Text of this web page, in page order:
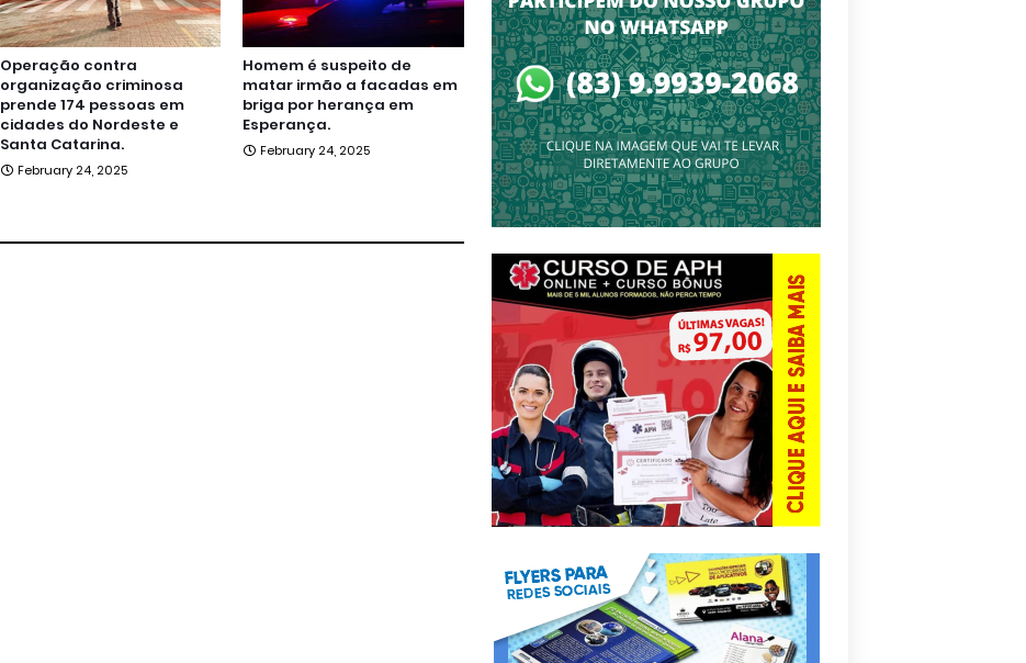
Operação contra
organização criminosa
prende 174 pessoas em
cidades do Nordeste e
Santa Catarina.
February 24, 2025
Homem é suspeito de
matar irmão a facadas em
briga por herança em
Esperança.
February 24, 2025